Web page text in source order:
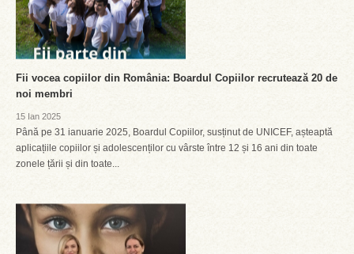
Fii vocea copiilor din România: Boardul Copiilor recrutează 20 de
noi membri
15 Ian 2025
Până pe 31 ianuarie 2025, Boardul Copiilor, susținut de UNICEF, așteaptă
aplicațiile copiilor și adolescenților cu vârste între 12 și 16 ani din toate
zonele țării și din toate...